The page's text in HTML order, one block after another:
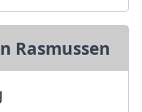
Rasmussen